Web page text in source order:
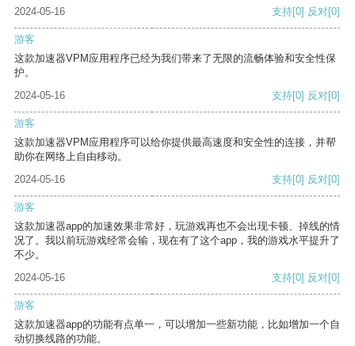
2024-05-16 支持[0] 反对[0]
游客
这款加速器VPM应用程序已经为我们带来了无限的流畅体验和安全性保
护。
2024-05-16
支持[0] 反对[0]
游客
这款加速器VPM应用程序可以给你提供最高速度和安全性的连接，并帮
助你在网络上自由移动。
2024-05-16
支持[0] 反对[0]
游客
这款加速器app的加速效果非常好，玩游戏再也不会出现卡顿、掉线的情
况了。我以前玩游戏经常会输，现在有了这个app，我的游戏水平提升了
不少。
2024-05-16
支持[0] 反对[0]
游客
这款加速器app的功能有点单一，可以增加一些新功能，比如增加一个自
动切换线路的功能。